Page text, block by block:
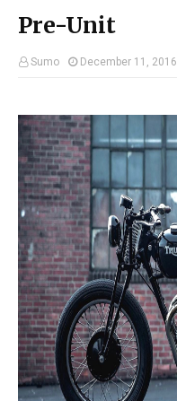
Pre-Unit
Sumo December 11, 2016